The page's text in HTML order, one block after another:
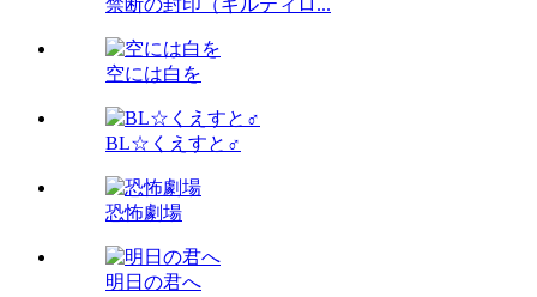
禁断の封印（ギルティロ...
空には白を
BL☆くえすと♂
恐怖劇場
明日の君へ